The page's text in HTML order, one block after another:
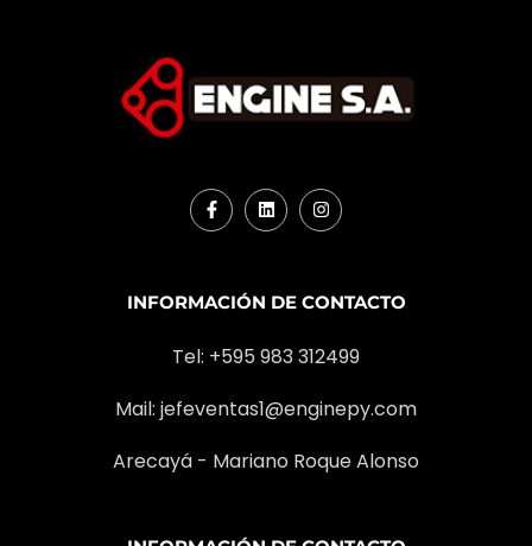
INFORMACIÓN DE CONTACTO
Tel: +595 983 312499
Mail: jefeventas1@enginepy.com
Arecayá - Mariano Roque Alonso